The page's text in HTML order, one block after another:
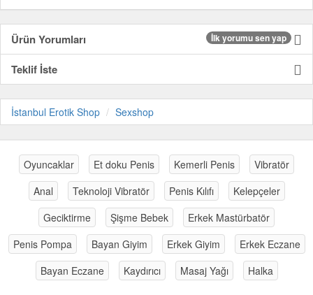
Ürün Yorumları İlk yorumu sen yap
Teklif İste
İstanbul Erotik Shop Sexshop
Oyuncaklar Et doku Penis Kemerli Penis
Vibratör
Anal
Teknoloji Vibratör Penis Kılıfı
Kelepçeler
Geciktirme
Şişme Bebek
Erkek Mastürbatör
Penis Pompa
Bayan Giyim Erkek Giyim
Erkek Eczane
Bayan Eczane
Kaydırıcı Masaj Yağı Halka